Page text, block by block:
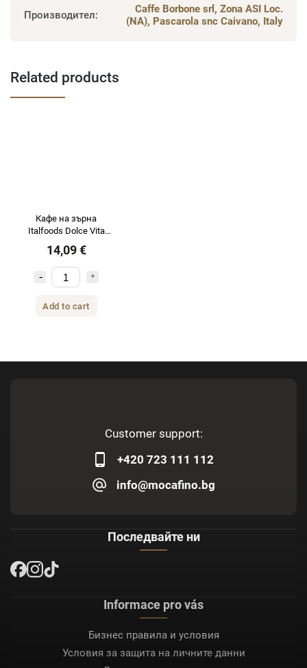
Производител:
Caffe Borbone srl, Zona ASI Loc.
(NA), Pascarola snc Caivano, Italy
Related products
Кафе на зърна
Italfoods Dolce Vita
RISTRETTO 1кг
14,09 €
Add to cart
Customer support:
+420 723 111 112
info@mocafino.bg
Последвайте ни
Informace pro vás
Бизнес правила и условия
Условия за защита на личните данни